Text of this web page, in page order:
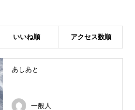
いいね順 アクセス数順
あしあと
一般人